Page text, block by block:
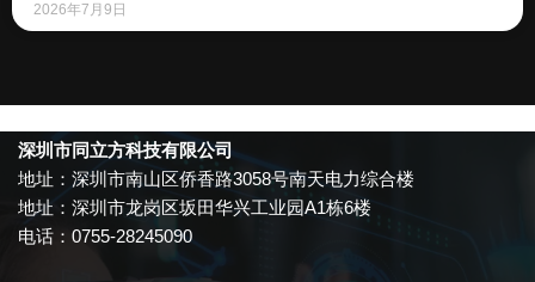
2026年7月9日
深圳市同立方科技有限公司
地址：深圳市南山区侨香路3058号南天电力综合楼
地址：深圳市龙岗区坂田华兴工业园A1栋6楼
电话：0755-28245090